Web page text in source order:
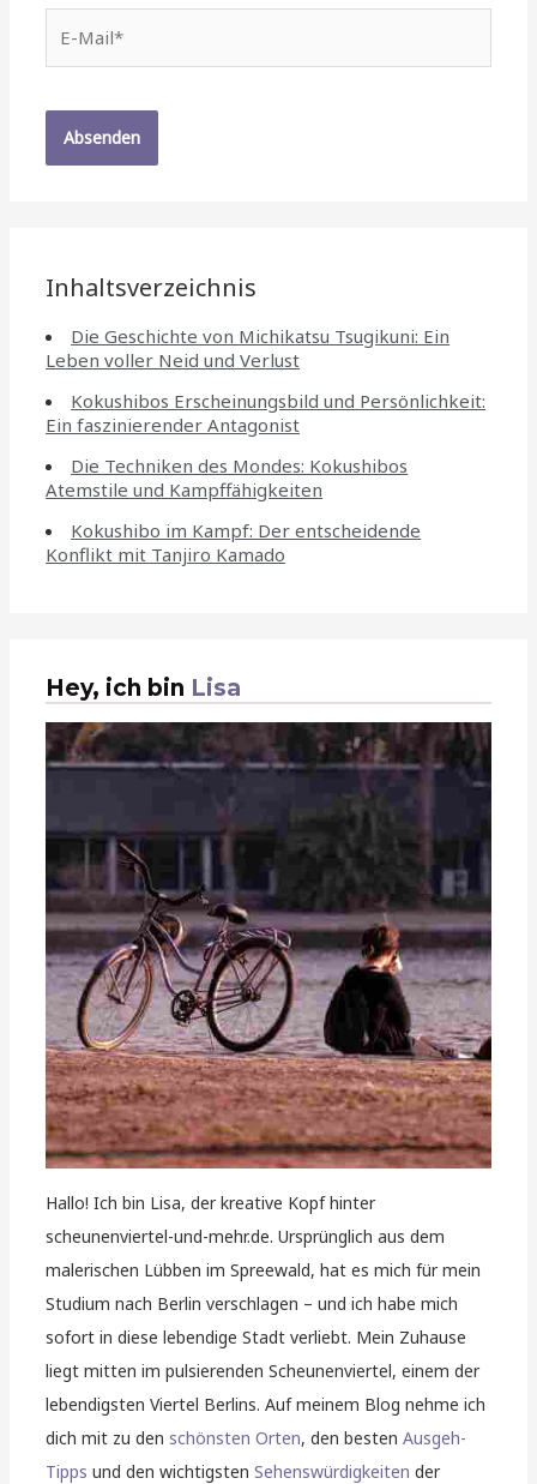
Mail*
Inhaltsverzeichnis
Die Geschichte von Michikatsu Tsugikuni: Ein
Leben voller Neid und Verlust
Kokushibos Erscheinungsbild und Persönlichkeit:
Ein faszinierender Antagonist
Die Techniken des Mondes: Kokushibos
Atemstile und Kampffähigkeiten
Kokushibo im Kampf: Der entscheidende
Konflikt mit Tanjiro Kamado
Hey, ich bin Lisa
Hallo! Ich bin Lisa, der kreative Kopf hinter
scheunenviertel-und-mehr.de. Ursprünglich aus dem
malerischen Lübben im Spreewald, hat es mich für mein
Studium nach Berlin verschlagen – und ich habe mich
sofort in diese lebendige Stadt verliebt. Mein Zuhause
liegt mitten im pulsierenden Scheunenviertel, einem der
lebendigsten Viertel Berlins. Auf meinem Blog nehme ich
dich mit zu denschönsten Orten, den bestenAusgeh-
Tipps und den wichtigstenSehenswürdigkeiten der